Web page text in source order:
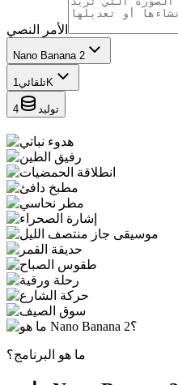
الأمر النصي
Nano Banana 2
تلقائي1K
توليد 4
ما هو البرنامج؟